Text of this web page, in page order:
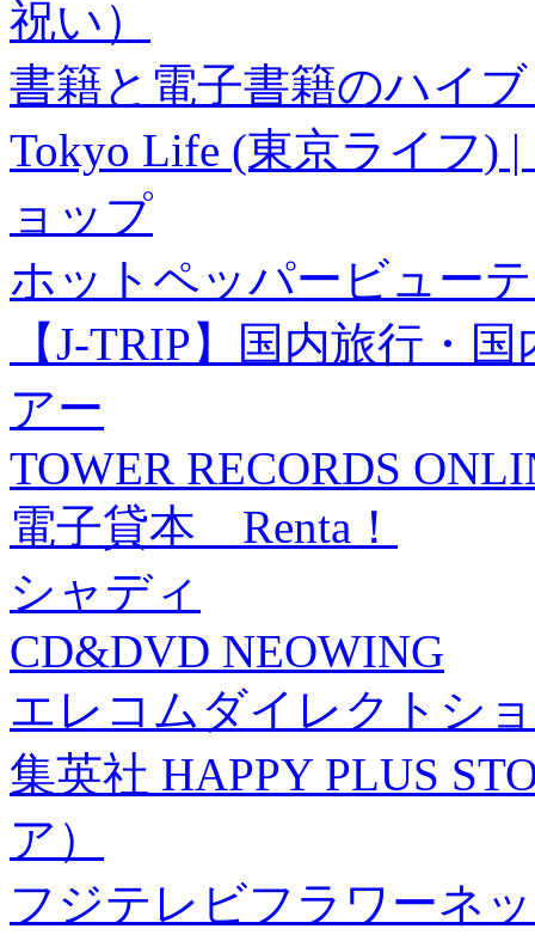
祝い）
書籍と電子書籍のハイ
Tokyo Life (東京ライフ)
ョップ
ホットペッパービュー
【J-TRIP】国内旅行・
アー
TOWER RECORDS
電子貸本 Renta！
シャディ
CD&DVD NEOWING
エレコムダイレクトシ
集英社 HAPPY PLUS
ア）
フジテレビフラワーネ